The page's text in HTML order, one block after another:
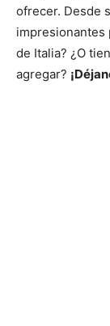
ofrecer. Desde
impresionantes
de Italia? ¿O
agregar?